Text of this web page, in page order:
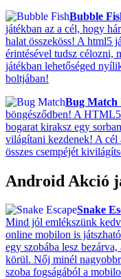
Bubble
játékban az a cél, hogy
halat összeköss! A html5
érintésével tudsz célozni,
játékban lehetőséged
boltjában!
Bug Match
böngésződben! A
bogarat kiraksz egy
világítani kezdenek! A cél
összes csempéjét
Android Akció
Snake
Mind jól emlékszünk
online mobilon is
egy szobába lesz
körül. Nőj minél
szoba fogságából a